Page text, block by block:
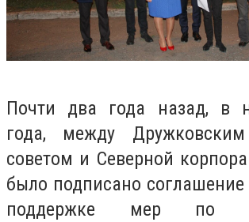
Почти два года назад, в
года, между
советом и Северной
было подписано соглашение
поддержке мер по